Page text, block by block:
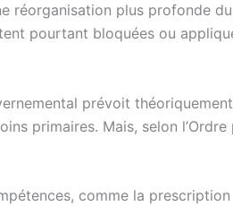
réorganisation plus profonde
pourtant bloquées ou
prévoit
primaires. Mais, selon
comme la